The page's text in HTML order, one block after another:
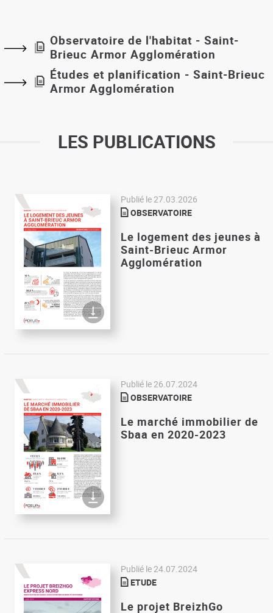
Observatoire de l'habitat - Saint-
Brieuc Armor Agglomération
Études et planification - Saint-Brieuc
Armor Agglomération
LES PUBLICATIONS
Publié le 27.03.2026
OBSERVATOIRE
Le logement des jeunes à
Saint-Brieuc Armor
Agglomération
Publié le 26.07.2024
OBSERVATOIRE
Le marché immobilier de
Sbaa en 2020-2023
Publié le 24.07.2024
ETUDE
Le projet BreizhGo